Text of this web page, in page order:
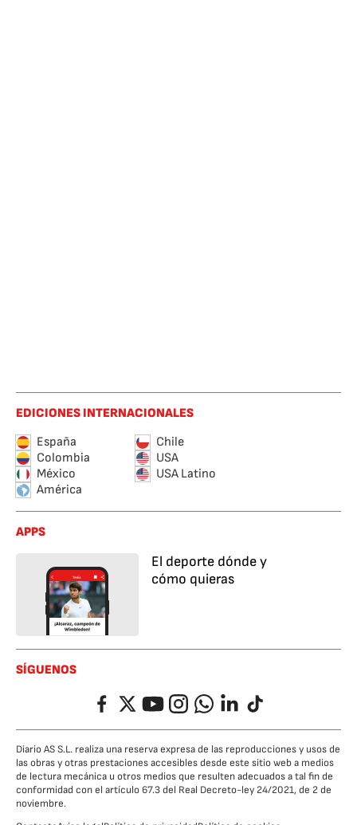
EDICIONES INTERNACIONALES
España
Chile
Colombia
USA
México
USA Latino
América
APPS
El deporte dónde y
cómo quieras
SÍGUENOS
FacebookTwitterYouTubeInstagramWhatsappLinkedIn
TikTok
Diario AS S.L. realiza una reserva expresa de las reproducciones y usos de
las obras y otras prestaciones accesibles desde este sitio web a medios
de lectura mecánica u otros medios que resulten adecuados a tal fin de
conformidad con el artículo 67.3 del Real Decreto-ley 24/2021, de 2 de
noviembre.